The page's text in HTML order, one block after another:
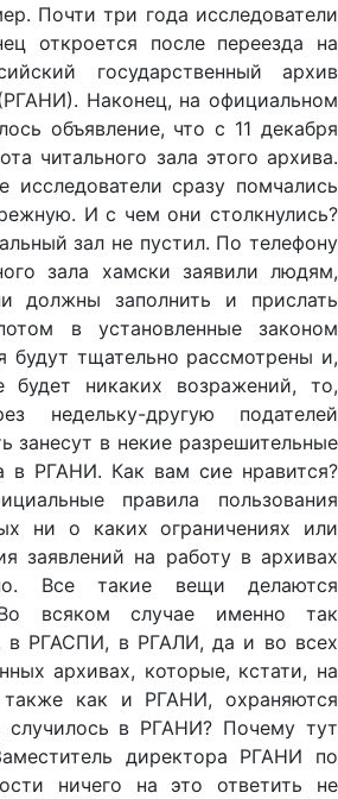
Почти три года исследователи
откроется после переезда на
государственный архив
Наконец, на официальном
объявление, что с 11 декабря
читального зала этого архива.
исследователи сразу помчались
И с чем они столкнулись?
зал не пустил. По телефону
зала хамски заявили людям,
должны заполнить и прислать
в установленные законом
будут тщательно рассмотрены и,
никаких возражений, то,
недельку-другую подателей
занесут в некие разрешительные
в РГАНИ. Как вам сие нравится?
правила пользования
ни о каких ограничениях или
заявлений на работу в архивах
Все такие вещи делаются
Во всяком случае именно так
в РГАСПИ, в РГАЛИ, да и во всех
архивах, которые, кстати, на
также как и РГАНИ, охраняются
случилось в РГАНИ? Почему тут
директора РГАНИ по
ничего на это ответить не